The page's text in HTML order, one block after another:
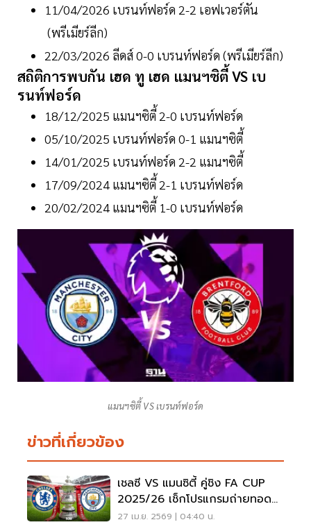
11/04/2026 เบรนท์ฟอร์ด 2-2 เอฟเวอร์ตัน
(พรีเมียร์ลีก)
22/03/2026 ลีดส์ 0-0 เบรนท์ฟอร์ด (พรีเมียร์ลีก)
สถิติการพบกัน เฮด ทู เฮด แมนฯซิตี้ VS เบ
รนท์ฟอร์ด
18/12/2025 แมนฯซิตี้ 2-0 เบรนท์ฟอร์ด
05/10/2025 เบรนท์ฟอร์ด 0-1 แมนฯซิตี้
14/01/2025 เบรนท์ฟอร์ด 2-2 แมนฯซิตี้
17/09/2024 แมนฯซิตี้ 2-1 เบรนท์ฟอร์ด
20/02/2024 แมนฯซิตี้ 1-0 เบรนท์ฟอร์ด
แมนฯซิตี้ VS เบรนท์ฟอร์ด
ข่าวที่เกี่ยวข้อง
เชลซี VS แมนซิตี้ คู่ชิง FA CUP
2025/26 เช็กโปรแกรมถ่ายทอด
สด-เส้นทางสู่แชมป์
27 เม.ย. 2569 | 04:40 น.